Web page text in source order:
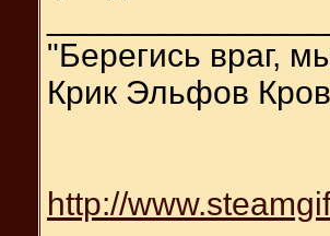
"Берегись враг,
Крик Эльфов
http://